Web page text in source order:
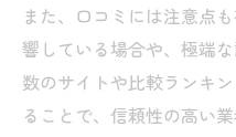
また、口コミには注意点
響している場合や、極端
数のサイトや比較ランキ
ることで、信頼性の高い